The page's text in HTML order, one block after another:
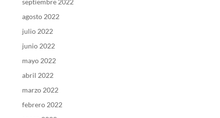
septiembre 2022
agosto 2022
julio 2022
junio 2022
mayo 2022
abril 2022
marzo 2022
febrero 2022